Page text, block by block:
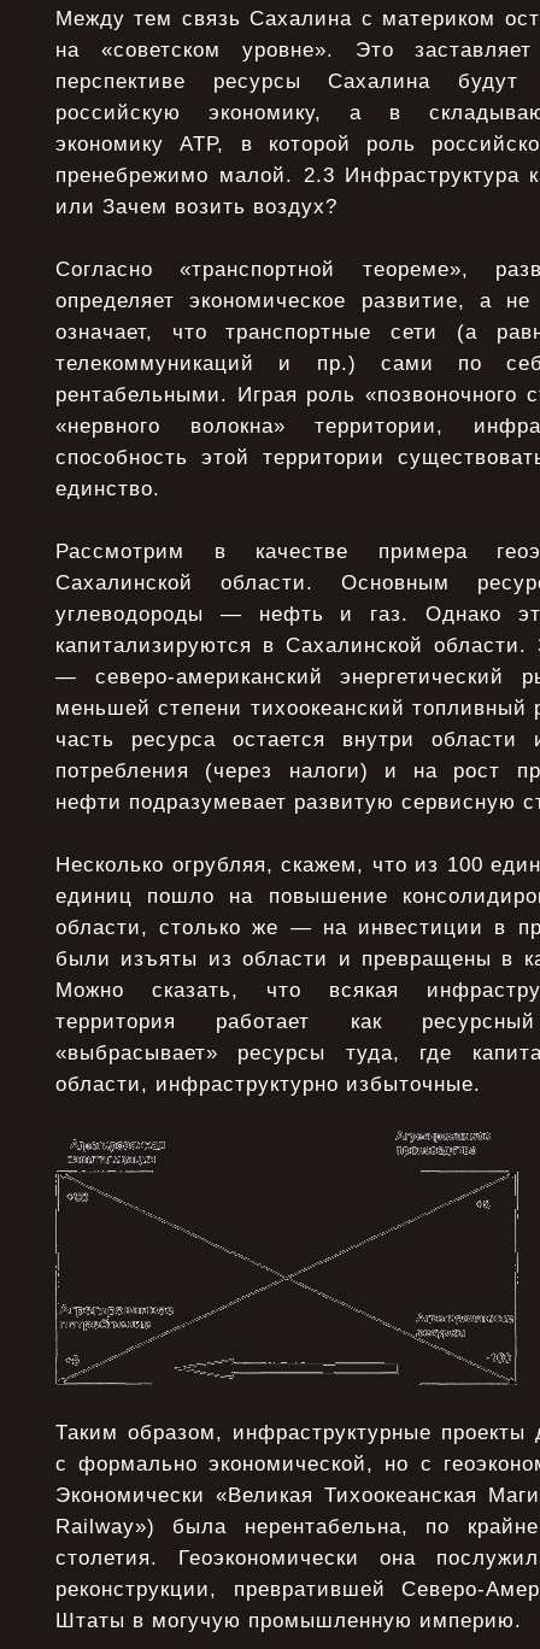
Между тем связь Сахалина с материком
на «советском уровне». Это
перспективе ресурсы Сахалина
российскую экономику, а в
экономику АТР, в которой роль
пренебрежимо малой. 2.3 Инфраструктура
или Зачем возить воздух?
Согласно «транспортной теореме»,
определяет экономическое развитие, а
означает, что транспортные сети (а
телекоммуникаций и пр.) сами по
рентабельными. Играя роль «позвоночного
«нервного волокна» территории,
способность этой территории
единство.
Рассмотрим в качестве примера
Сахалинской области. Основным
углеводороды — нефть и газ. Однако
капитализируются в Сахалинской
— северо-американский энергетический
меньшей степени тихоокеанский
часть ресурса остается внутри
потребления (через налоги) и на рост
нефти подразумевает развитую сервисную
Несколько огрубляя, скажем, что из 100
единиц пошло на повышение
области, столько же — на инвестиции в
были изъяты из области и превращены в
Можно сказать, что всякая
территория работает как
«выбрасывает» ресурсы туда, где
области, инфраструктурно избыточные.
Таким образом, инфраструктурные
с формально экономической, но с
Экономически «Великая Тихоокеанская
Railway») была нерентабельна, по
столетия. Геоэкономически она
реконструкции, превратившей Северо-
Штаты в могучую промышленную империю.